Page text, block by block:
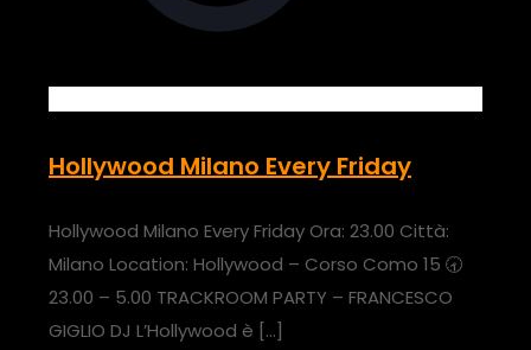
Hollywood Milano Every Friday
Hollywood Milano Every Friday Ora: 23.00 Città:
Milano Location: Hollywood – Corso Como 15 🕣
23.00 – 5.00 TRACKROOM PARTY – FRANCESCO
GIGLIO DJ L’Hollywood è […]